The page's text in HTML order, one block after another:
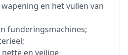
en het vullen van
funderingsmachines;
en veilige